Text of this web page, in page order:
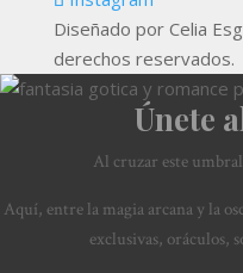
Diseñado por Celia
derechos reservados.
Únete
Al cruzar este
Aquí, entre la magia arcana y la
exclusivas, oráculos,